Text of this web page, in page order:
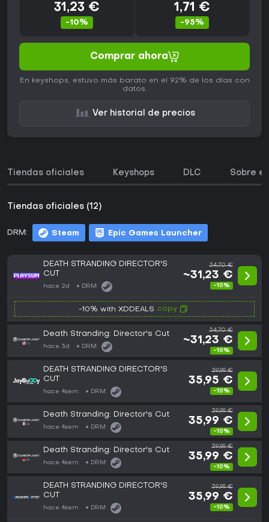
31,23 €
-10%
1,71 €
-95%
Comprar ahora
En keyshops, estuvo más barato en el 92% de los días con
datos.
Ver historial de precios
Tiendas oficiales Keyshops DLC Sobre
Tiendas oficiales (12)
DRM: Steam Epic Games Launcher
DEATH STRANDING DIRECTOR'S
CUT
hace 2d DRM:
34,70 €
~31,23 €
-10%
-10% with XDDEALS copy
Death Stranding: Director's Cut
hace 3d DRM:
34,70 €
~31,23 €
-10%
DEATH STRANDING DIRECTOR'S
CUT
hace 4sem DRM:
39,99 €
35,95 €
-10%
Death Stranding: Director's Cut
hace 4sem DRM:
39,99 €
35,99 €
-10%
Death Stranding: Director's Cut
hace 4sem DRM:
39,99 €
35,99 €
-10%
DEATH STRANDING DIRECTOR'S
CUT
hace 4sem DRM:
39,99 €
35,99 €
-10%